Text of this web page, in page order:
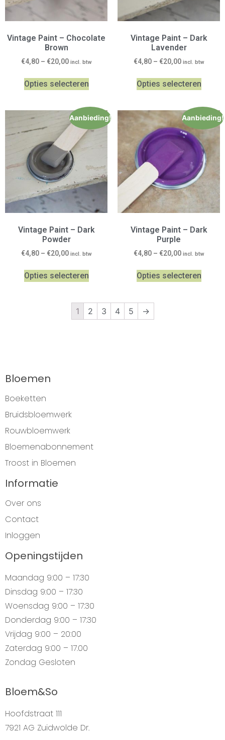
Vintage Paint – Chocolate
Brown
€4,80– €20,00 incl. btw
Opties selecteren
Vintage Paint – Dark
Lavender
€4,80– €20,00 incl. btw
Opties selecteren
Aanbieding!
Vintage Paint – Dark
Powder
€4,80– €20,00 incl. btw
Opties selecteren
Aanbieding!
Vintage Paint – Dark
Purple
€4,80– €20,00 incl. btw
Opties selecteren
1 2 3 4 5 →
Bloemen
Boeketten
Bruidsbloemwerk
Rouwbloemwerk
Bloemenabonnement
Troost in Bloemen
Informatie
Over ons
Contact
Inloggen
Openingstijden
Maandag 9:00 – 17:30
Dinsdag 9:00 – 17:30
Woensdag 9:00 – 17:30
Donderdag 9:00 – 17:30
Vrijdag 9:00 – 20:00
Zaterdag 9:00 – 17.00
Zondag Gesloten
Bloem&So
Hoofdstraat 111
7921 AG Zuidwolde Dr.